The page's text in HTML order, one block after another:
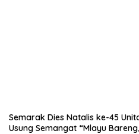
Semarak Dies Natalis ke-45
Usung Semangat “Mlayu